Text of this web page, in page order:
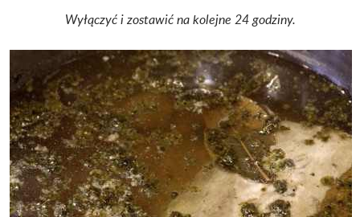
Wyłączyć i zostawić na kolejne 24 godziny.